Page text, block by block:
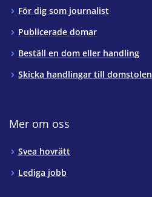
För dig som journalist
Publicerade domar
Beställ en dom eller handling
Skicka handlingar till domstolen
Mer om oss
Svea hovrätt
Lediga jobb